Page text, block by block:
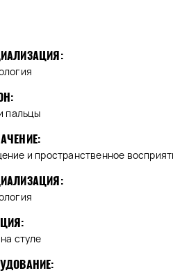
пальцы
и пространственное
стуле